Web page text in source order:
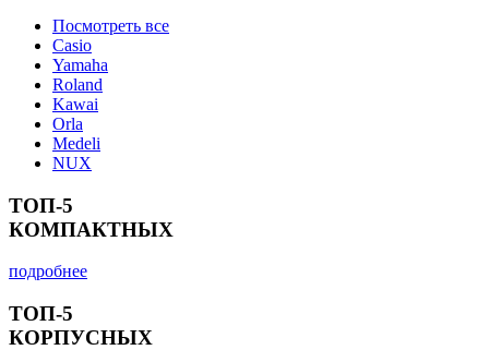
Посмотреть все
Casio
Yamaha
Roland
Kawai
Orla
Medeli
NUX
ТОП-5
КОМПАКТНЫХ
подробнее
ТОП-5
КОРПУСНЫХ